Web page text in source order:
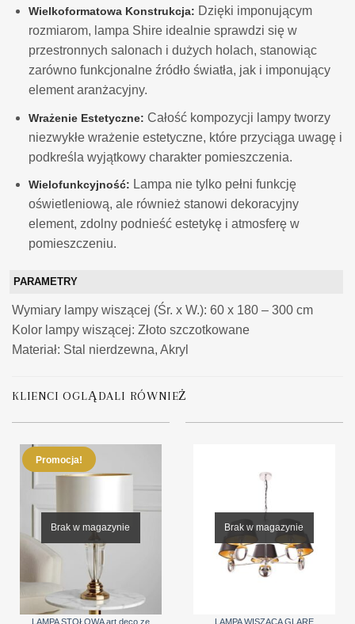
Wielkoformatowa Konstrukcja: Dzięki imponującym
rozmiarom, lampa Shire idealnie sprawdzi się w
przestronnych salonach i dużych holach, stanowiąc
zarówno funkcjonalne źródło światła, jak i imponujący
element aranżacyjny.
Wrażenie Estetyczne: Całość kompozycji lampy tworzy
niezwykłe wrażenie estetyczne, które przyciąga uwagę i
podkreśla wyjątkowy charakter pomieszczenia.
Wielofunkcyjność: Lampa nie tylko pełni funkcję
oświetleniową, ale również stanowi dekoracyjny
element, zdolny podnieść estetykę i atmosferę w
pomieszczeniu.
PARAMETRY
Wymiary lampy wiszącej (Śr. x W.): 60 x 180 – 300 cm
Kolor lampy wiszącej: Złoto szczotkowane
Materiał: Stal nierdzewna, Akryl
KLIENCI OGLĄDALI RÓWNIEŻ
Promocja!
Brak w magazynie
LAMPA STOŁOWA art deco ze
Brak w magazynie
LAMPA WISZĄCA GLARE